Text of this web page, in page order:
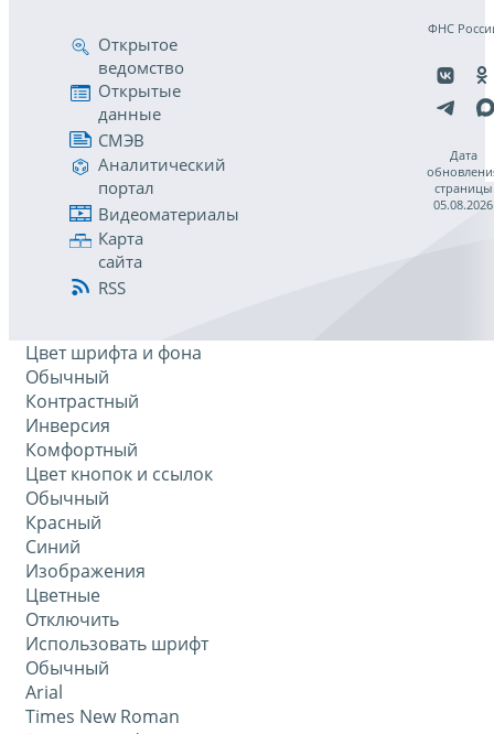
Открытое
ведомство
Открытые
данные
СМЭВ
Аналитический
портал
Видеоматериалы
Карта
сайта
RSS
ФНС
Дата
страницы
05.08.2026
Цвет шрифта и фона
Обычный
Контрастный
Инверсия
Комфортный
Цвет кнопок и ссылок
Обычный
Красный
Синий
Изображения
Цветные
Отключить
Использовать шрифт
Обычный
Arial
Times New Roman